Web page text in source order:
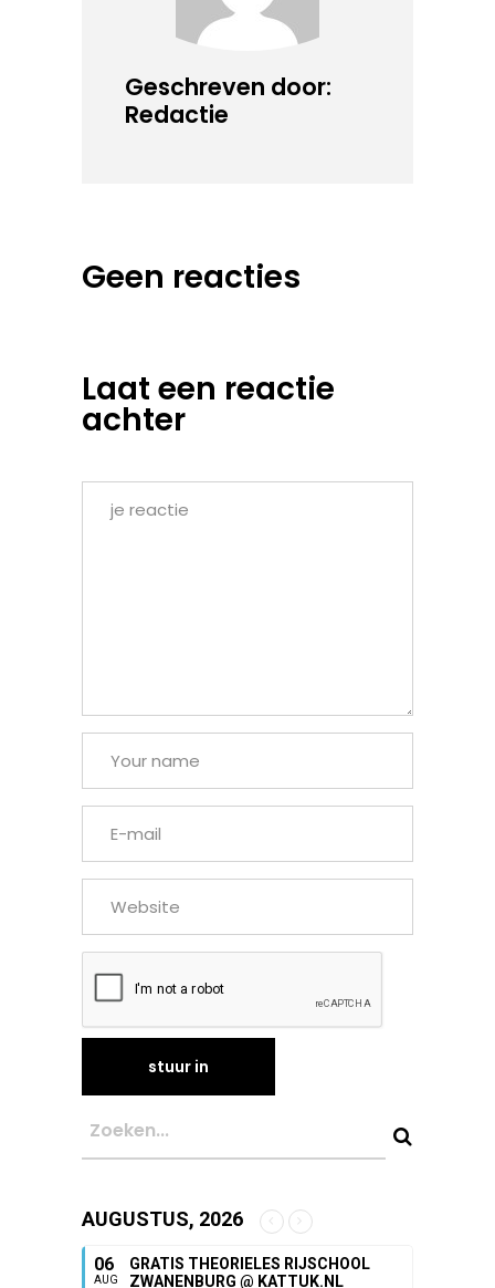
Geschreven door:
Redactie
Geen reacties
Laat een reactie
achter
AUGUSTUS, 2026
06
AUG
GRATIS THEORIELES RIJSCHOOL
ZWANENBURG @ KATTUK.NL